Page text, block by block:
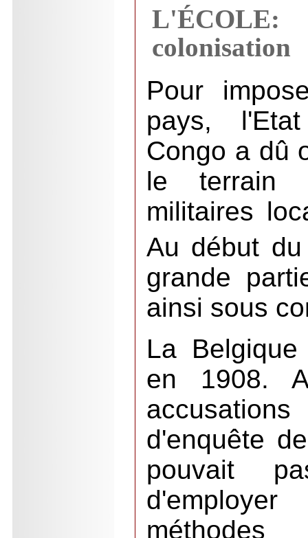
colonisation
Pour
pays,
Congo a dû
le terrain
militaires
Au début
grande
ainsi sous
La
en 1908.
d'enquête
pouvait